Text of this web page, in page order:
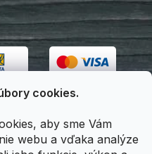
cookies.
aby sme Vám
webu a vďaka analýze